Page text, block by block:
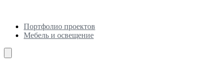
Портфолио проектов
Мебель и освещение